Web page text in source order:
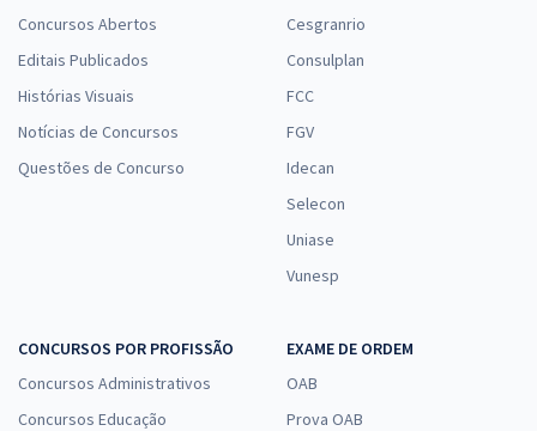
Concursos Abertos
Editais Publicados
Histórias Visuais
Notícias de Concursos
Questões de Concurso
Cesgranrio
Consulplan
FCC
FGV
Idecan
Selecon
Uniase
Vunesp
CONCURSOS POR PROFISSÃO
Concursos Administrativos
Concursos Educação
EXAME DE ORDEM
OAB
Prova OAB